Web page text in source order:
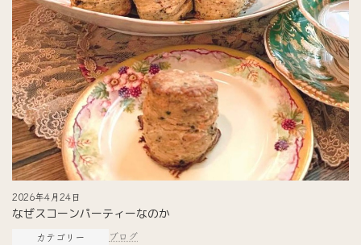
2026年4月24日
なぜスコーンパーティーなのか
カテゴリー ブログ